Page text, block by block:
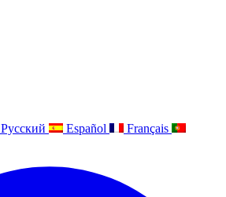
Русский Español
Français